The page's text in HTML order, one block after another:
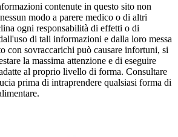
contenute in questo sito non
modo a parere medico o di altri
ogni responsabilità di effetti o di
di tali informazioni e dalla loro messa
con sovraccarichi può causare infortuni, si
la massima attenzione e di eseguire
al proprio livello di forma. Consultare
prima di intraprendere qualsiasi forma di